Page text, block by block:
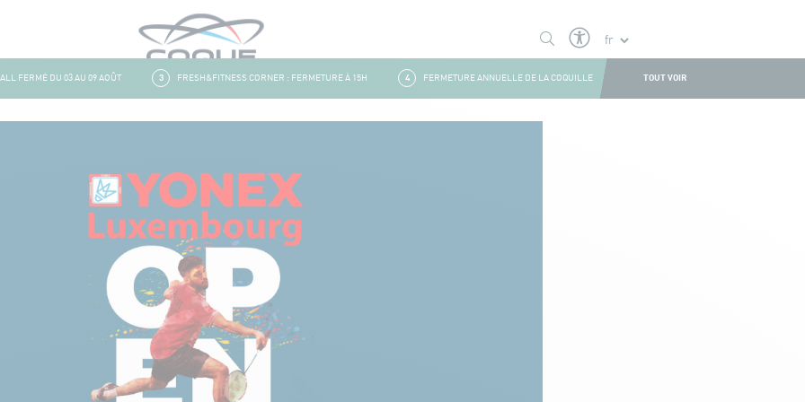
FERMÉ DU 03 AU 09 AOÛT 3 FRESH&FITNESS CORNER : FERMETURE À 15H 4 FERMETURE ANNUELLE DE LA COQUILLE FERMETURE ESTIVALE
TOUT VOIR